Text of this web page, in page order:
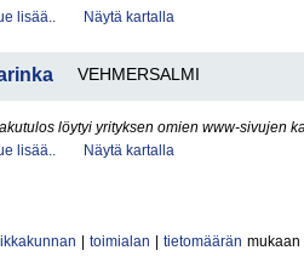
lisää..
Näytä kartalla
VEHMERSALMI
löytyi yrityksen omien www-sivujen
lisää..
Näytä kartalla
toimialan tietomäärän mukaan